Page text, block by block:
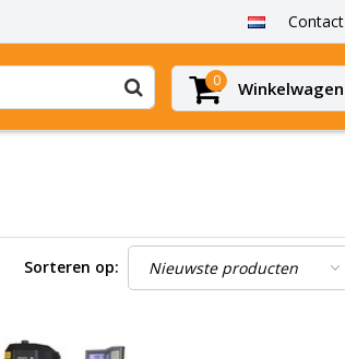
Contact
0 Winkelwagen
Sorteren op: